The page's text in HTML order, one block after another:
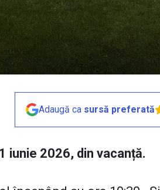
Adaugă ca sursă preferată
iunie 2026, din vacanță.